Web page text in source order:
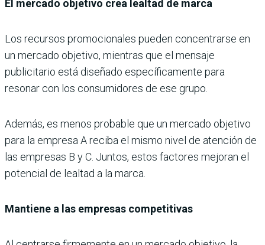
El mercado objetivo crea lealtad de marca
Los recursos promocionales pueden concentrarse en
un mercado objetivo, mientras que el mensaje
publicitario está diseñado específicamente para
resonar con los consumidores de ese grupo.
Además, es menos probable que un mercado objetivo
para la empresa A reciba el mismo nivel de atención de
las empresas B y C. Juntos, estos factores mejoran el
potencial de lealtad a la marca.
Mantiene a las empresas competitivas